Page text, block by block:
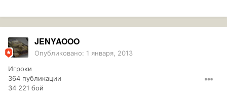
JENYAOOO
Опубликовано: 1 января, 2013
Игроки
364 публикации
34 221 бой